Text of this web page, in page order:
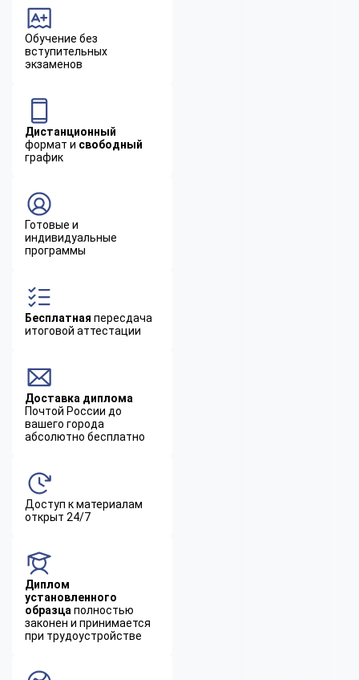
Обучение без
вступительных
экзаменов
Дистанционный
формат и свободный
график
Готовые и
индивидуальные
программы
Бесплатная пересдача
итоговой аттестации
Доставка диплома
Почтой России до
вашего города
абсолютно бесплатно
Доступ к материалам
открыт 24/7
Диплом
установленного
образца полностью
законен и принимается
при трудоустройстве